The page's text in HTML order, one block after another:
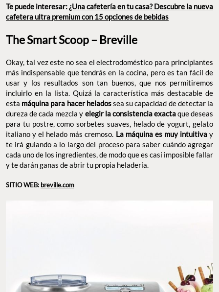
Te puede interesar:¿Una cafetería en tu casa? Descubre la nueva
cafetera ultra premium con 15 opciones de bebidas
The Smart Scoop – Breville
Okay, tal vez este no sea el electrodoméstico para principiantes
más indispensable que tendrás en la cocina, pero es tan fácil de
usar y los resultados son tan buenos, que nos permitiremos
incluirlo en la lista. Quizá la característica más destacable de
esta máquina para hacer heladossea su capacidad de detectar la
dureza de cada mezcla y elegir la consistencia exactaque deseas
para tu postre, como sorbetes suaves, helado de yogurt, gelato
italiano y el helado más cremoso. La máquina es muy intuitivay
te irá guiando a lo largo del proceso para saber cuándo agregar
cada uno de los ingredientes, de modo que es casi imposible fallar
y te darán ganas de abrir tu propia heladería.
SITIO WEB: breville.com